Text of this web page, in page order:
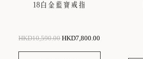
18白金藍寶戒指
HKD10,590.00 HKD7,800 .00